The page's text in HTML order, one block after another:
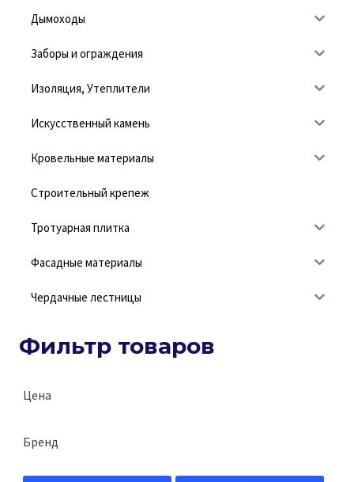
Дымоходы
Заборы и ограждения
Изоляция, Утеплители
Искусственный камень
Кровельные материалы
Строительный крепеж
Тротуарная плитка
Фасадные материалы
Чердачные лестницы
Фильтр товаров
Цена
Бренд